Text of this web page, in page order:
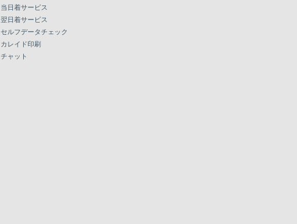
当日着サービス
翌日着サービス
セルフデータチェック
カレイド印刷
チャット